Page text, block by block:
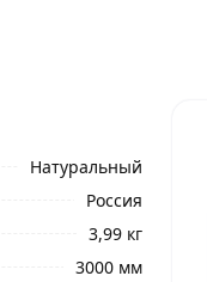
Натуральный
Россия
3,99 кг
3000 мм